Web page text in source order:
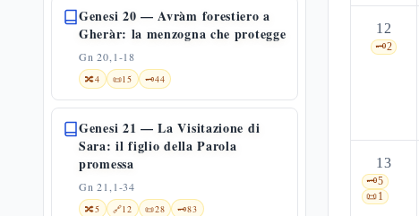
Genesi 20 — Avràm forestiero a
Gheràr: la menzogna che protegge
Gn 20,1-18
🔀4 📜15 🗝️44
Genesi 21 — La Visitazione di
Sara: il figlio della Parola
promessa
Gn 21,1-34
🔀5 🔗12 📜28 🗝️83
12
🗝️2
13
🗝️5
📜1